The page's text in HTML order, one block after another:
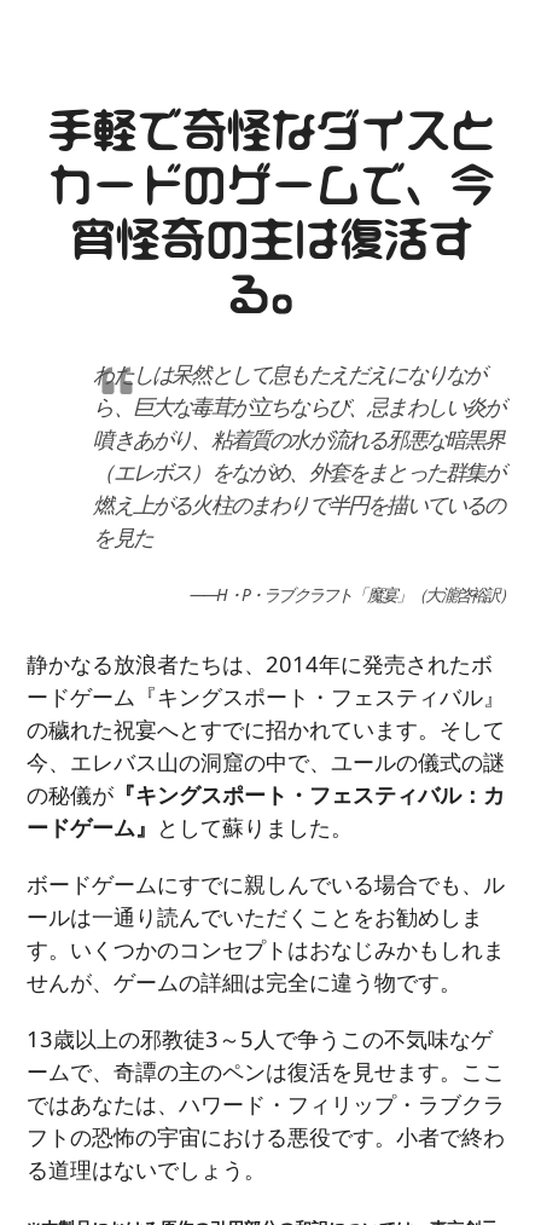
手軽で奇怪なダイスと
カードのゲームで、今
宵怪奇の主は復活す
る。
わたしは呆然として息もたえだえになりなが
ら、巨大な毒茸が立ちならび、忌まわしい炎が
噴きあがり、粘着質の水が流れる邪悪な暗黒界
（エレボス）をながめ、外套をまとった群集が
燃え上がる火柱のまわりで半円を描いているの
を見た
――H・P・ラブクラフト「魔宴」（大瀧啓裕訳）
静かなる放浪者たちは、2014年に発売されたボ
ードゲーム『キングスポート・フェスティバル』
の穢れた祝宴へとすでに招かれています。そして
今、エレバス山の洞窟の中で、ユールの儀式の謎
の秘儀が 『キングスポート・フェスティバル：カ
ードゲーム』 として蘇りました。
ボードゲームにすでに親しんでいる場合でも、ル
ールは一通り読んでいただくことをお勧めしま
す。いくつかのコンセプトはおなじみかもしれま
せんが、ゲームの詳細は完全に違う物です。
13歳以上の邪教徒3～5人で争うこの不気味なゲ
ームで、奇譚の主のペンは復活を見せます。ここ
ではあなたは、ハワード・フィリップ・ラブクラ
フトの恐怖の宇宙における悪役です。小者で終わ
る道理はないでしょう。